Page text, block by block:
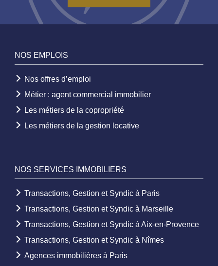
NOS EMPLOIS
Nos offres d’emploi
Métier : agent commercial immobilier
Les métiers de la copropriété
Les métiers de la gestion locative
NOS SERVICES IMMOBILIERS
Transactions, Gestion et Syndic à Paris
Transactions, Gestion et Syndic à Marseille
Transactions, Gestion et Syndic à Aix-en-Provence
Transactions, Gestion et Syndic à Nîmes
Agences immobilières à Paris